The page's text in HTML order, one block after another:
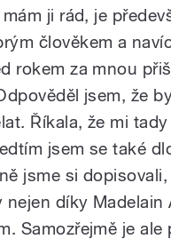
ji rád, je
člověkem a
rokem za mnou
jsem, že
Říkala, že mi
jsem se také
jsme si
nejen díky
Samozřejmě je